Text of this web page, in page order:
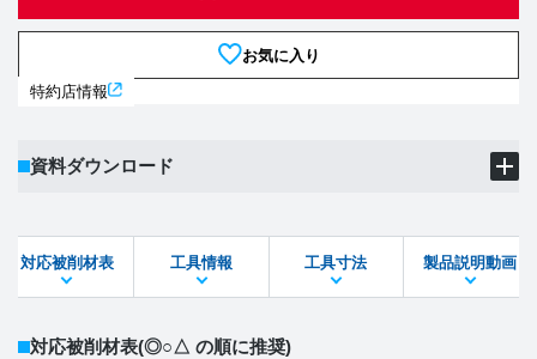
お気に入り
特約店情報
資料ダウンロード
STEPファイル DXFファイル
対応被削材表 工具情報 工具寸法 製品説明動画
対応被削材表(◎○△ の順に推奨)